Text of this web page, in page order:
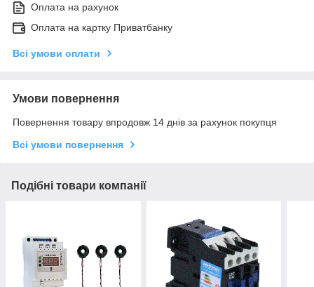
Оплата на рахунок
Оплата на картку Приватбанку
Всі умови оплати
Умови повернення
Повернення товару впродовж 14 днів за рахунок покупця
Всі умови повернення
Подібні товари компанії